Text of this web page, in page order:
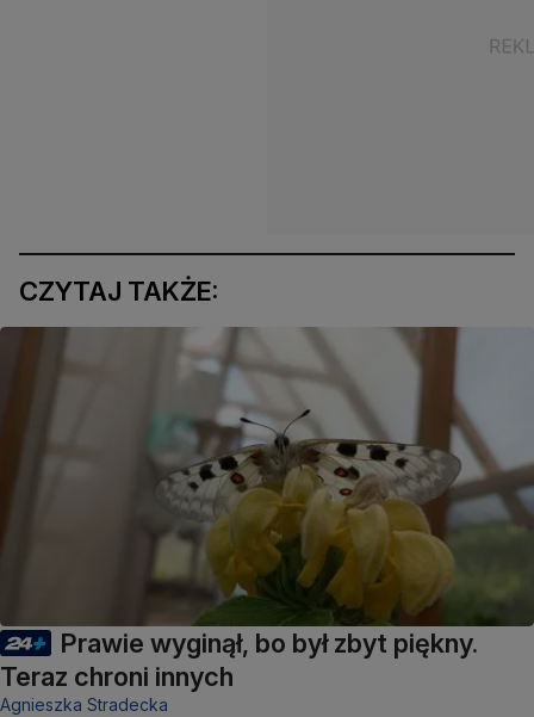
CZYTAJ TAKŻE:
Prawie wyginął, bo był zbyt piękny.
Teraz chroni innych
Agnieszka Stradecka